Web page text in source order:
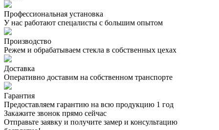
Профессиональная установка
У нас работают спецалисты с большим опытом
Производство
Режем и обрабатываем стекла в собственных цехах
Доставка
Оперативно доставим на собственном транспорте
Гарантия
Предоставляем гарантию на всю продукцию 1 год
Закажите звонок прямо сейчас
Отправьте заявку и получите замер и консультацию